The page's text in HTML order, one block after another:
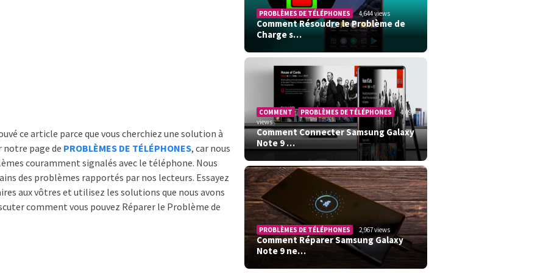
ce article parce que vous cherchiez une solution à
notre page de PROBLÈMES DE TÉLÉPHONES, car nous
couramment signalés avec le téléphone. Nous
des problèmes rapportés par nos lecteurs. Essayez
aux vôtres et utilisez les solutions que nous avons
comment vous pouvez Réparer le Problème de
PROBLÈMES DE TÉLÉPHONES 4,644 views
Comment Résoudre le Problème de
Charge s…
COMMENT , PROBLÈMES DE TÉLÉPHONES
4,091
views
Comment Connecter Samsung Galaxy
Note 9 …
PROBLÈMES DE TÉLÉPHONES 2,967 views
Comment Réparer Samsung Galaxy
Note 9 ne…